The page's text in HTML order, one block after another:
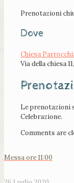
Prenotazioni
Dove
Chiesa
Via della chiesa
Le prenotazioni
Celebrazione.
Comments are
Messa ore 11:00